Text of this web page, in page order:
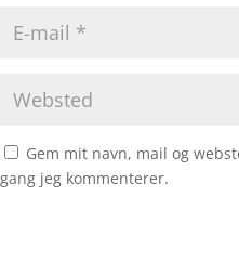
Gem mit navn, mail og
gang jeg kommenterer.